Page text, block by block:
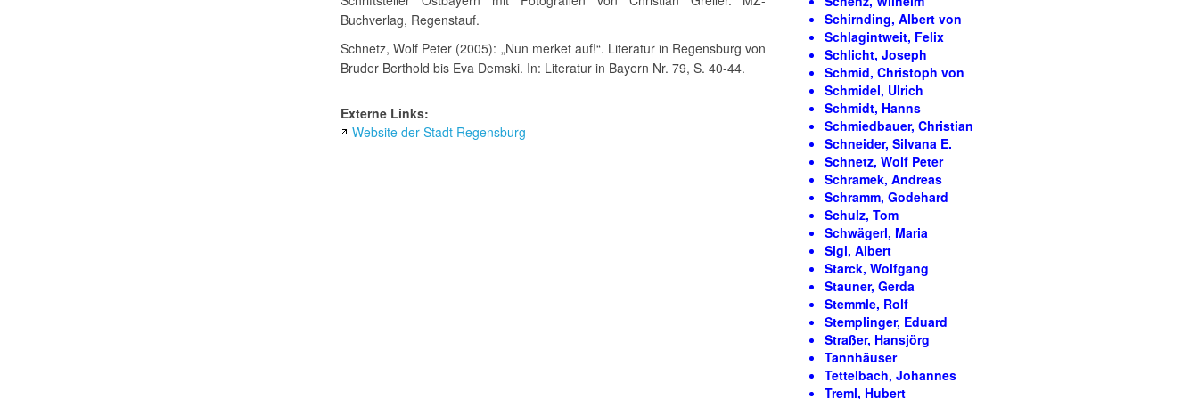
Buchverlag, Regenstauf.
Schnetz, Wolf Peter (2005): „Nun merket auf!“. Literatur in Regensburg von
Bruder Berthold bis Eva Demski. In: Literatur in Bayern Nr. 79, S. 40-44.
Externe Links:
Website der Stadt Regensburg
Schirnding, Albert von
Schlagintweit, Felix
Schlicht, Joseph
Schmid, Christoph von
Schmidel, Ulrich
Schmidt, Hanns
Schmiedbauer, Christian
Schneider, Silvana E.
Schnetz, Wolf Peter
Schramek, Andreas
Schramm, Godehard
Schulz, Tom
Schwägerl, Maria
Sigl, Albert
Starck, Wolfgang
Stauner, Gerda
Stemmle, Rolf
Stemplinger, Eduard
Straßer, Hansjörg
Tannhäuser
Tettelbach, Johannes
Treml, Hubert